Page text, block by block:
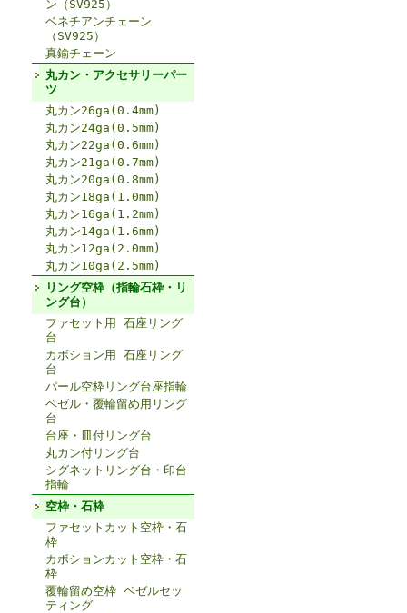
ン（SV925）
ベネチアンチェーン
（SV925）
真鍮チェーン
丸カン・アクセサリーパー
ツ
丸カン26ga(0.4mm)
丸カン24ga(0.5mm)
丸カン22ga(0.6mm)
丸カン21ga(0.7mm)
丸カン20ga(0.8mm)
丸カン18ga(1.0mm)
丸カン16ga(1.2mm)
丸カン14ga(1.6mm)
丸カン12ga(2.0mm)
丸カン10ga(2.5mm)
リング空枠（指輪石枠・リ
ング台）
ファセット用 石座リング
台
カボション用 石座リング
台
パール空枠リング台座指輪
ベゼル・覆輪留め用リング
台
台座・皿付リング台
丸カン付リング台
シグネットリング台・印台
指輪
空枠・石枠
ファセットカット空枠・石
枠
カボションカット空枠・石
枠
覆輪留め空枠 ベゼルセッ
ティング